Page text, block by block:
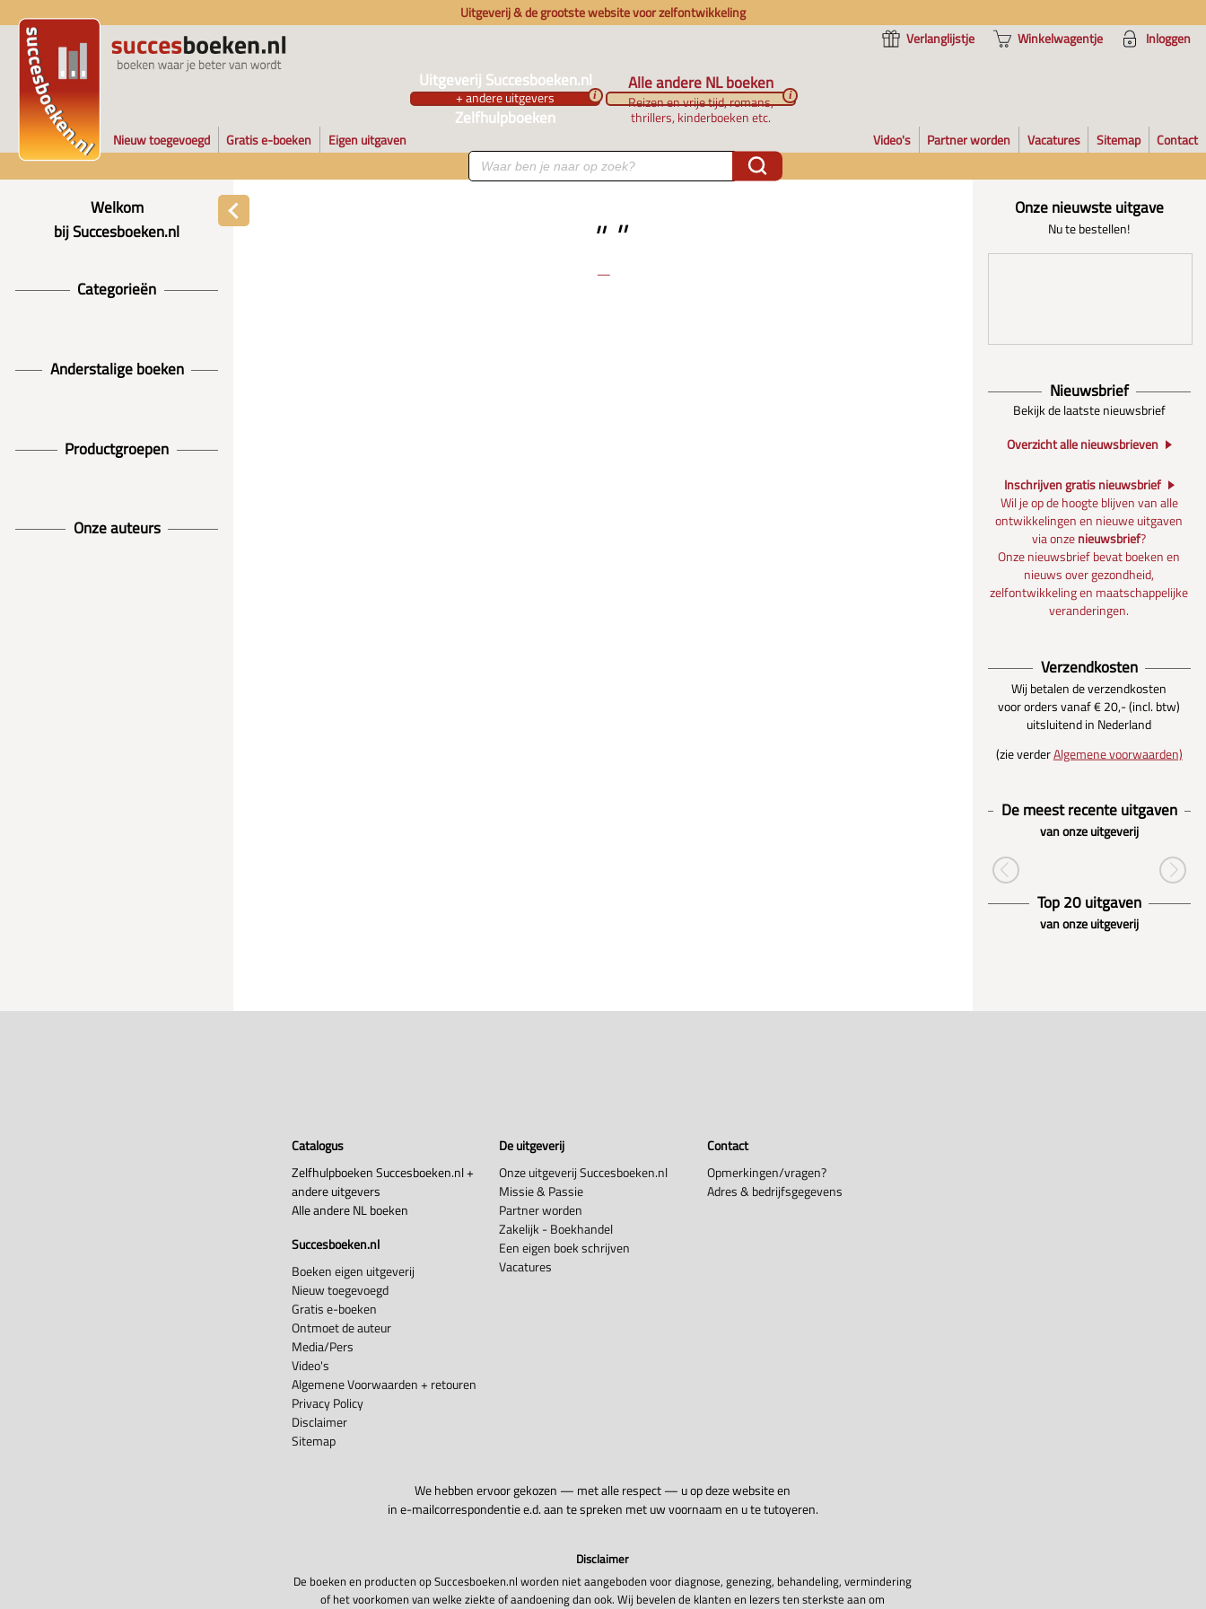
Uitgeverij & de grootste website voor zelfontwikkeling
Verlanglijstje
Winkelwagentje Inloggen
Uitgeverij Succesboeken.nl
+ andere uitgevers
Zelfhulpboeken
i
Alle andere NL boeken
Reizen en vrije tijd, romans,
thrillers, kinderboeken etc.
i
Nieuw toegevoegd Gratis e-boeken Eigen uitgaven Video's Partner worden Vacatures Sitemap Contact
Welkom
bij Succesboeken.nl
Categorieën
Anderstalige boeken
Productgroepen
Onze auteurs
Onze nieuwste uitgave
Nu te bestellen!
Nieuwsbrief
Bekijk de laatste nieuwsbrief
Overzicht alle nieuwsbrieven
Inschrijven gratis nieuwsbrief
Wil je op de hoogte blijven van alle
ontwikkelingen en nieuwe uitgaven
via onzenieuwsbrief?
Onze nieuwsbrief bevat boeken en
nieuws over gezondheid,
zelfontwikkeling en maatschappelijke
veranderingen.
Verzendkosten
Wij betalen de verzendkosten
voor orders vanaf € 20,- (incl. btw)
uitsluitend in Nederland
(zie verderAlgemene voorwaarden)
De meest recente uitgaven
van onze uitgeverij
Top 20 uitgaven
van onze uitgeverij
Catalogus
Zelfhulpboeken Succesboeken.nl +
andere uitgevers
Alle andere NL boeken
Succesboeken.nl
Boeken eigen uitgeverij
Nieuw toegevoegd
Gratis e-boeken
Ontmoet de auteur
Media/Pers
Video's
Algemene Voorwaarden + retouren
Privacy Policy
Disclaimer
Sitemap
De uitgeverij
Onze uitgeverij Succesboeken.nl
Missie & Passie
Partner worden
Zakelijk - Boekhandel
Een eigen boek schrijven
Vacatures
Contact
Opmerkingen/vragen?
Adres & bedrijfsgegevens
We hebben ervoor gekozen — met alle respect — u op deze website en
in e-mailcorrespondentie e.d. aan te spreken met uw voornaam en u te tutoyeren.
Disclaimer
De boeken en producten op Succesboeken.nl worden niet aangeboden voor diagnose, genezing, behandeling, vermindering
of het voorkomen van welke ziekte of aandoening dan ook. Wij bevelen de klanten en lezers ten sterkste aan om